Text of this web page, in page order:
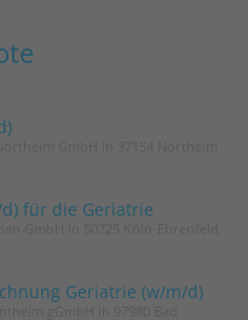
für die Geriatrie
Geriatrie (w/m/d)